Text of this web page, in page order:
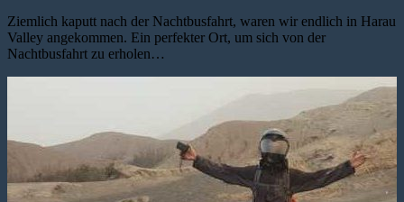
Ziemlich kaputt nach der Nachtbusfahrt, waren wir endlich in Harau
Valley angekommen. Ein perfekter Ort, um sich von der
Nachtbusfahrt zu erholen…